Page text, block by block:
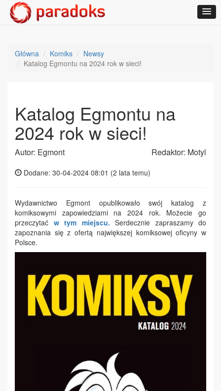
Główna Komiks
Newsy
Katalog Egmontu na 2024 rok w sieci!
Katalog Egmontu na
2024 rok w sieci!
Autor: Egmont Redaktor: Motyl
Dodane: 30-04-2024 08:01 (2 lata temu)
Wydawnictwo Egmont opublikowało swój katalog z
komiksowymi zapowiedziami na 2024 rok. Możecie go
przeczytać w tym miejscu. Serdecznie zapraszamy do
zapoznania się z ofertą największej komiksowej oficyny w
Polsce.